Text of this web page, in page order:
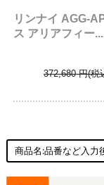
リンナイ AGG-
ス アリアフィー...
372,680 円(税